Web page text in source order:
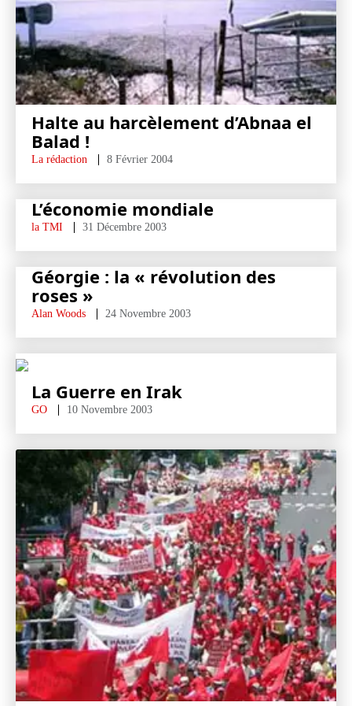
Halte au harcèlement d’Abnaa el
Balad !
La rédaction 8 Février 2004
L’économie mondiale
la TMI 31 Décembre 2003
Géorgie : la « révolution des
roses »
Alan Woods 24 Novembre 2003
La Guerre en Irak
GO 10 Novembre 2003